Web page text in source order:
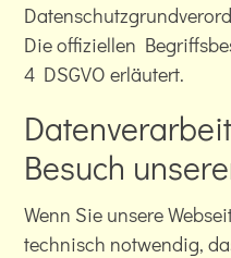
Die offiziellen
4 DSGVO erläutert.
Besuch
Wenn Sie unsere
technisch notwendig,